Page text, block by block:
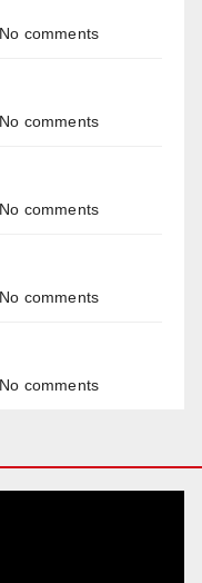
No comments
No comments
No comments
No comments
No comments